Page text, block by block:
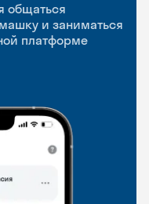
общаться
и заниматься
платформе
слова где
практики